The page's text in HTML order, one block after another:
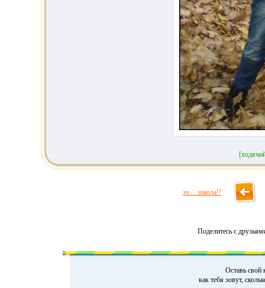
эх.... школа!!
Поделитесь с
Оставь свой
как тебя зовут,